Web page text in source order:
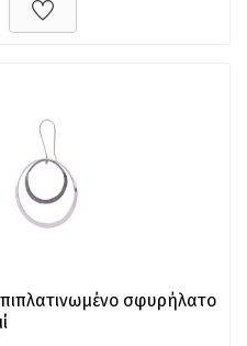
σφυρήλατο